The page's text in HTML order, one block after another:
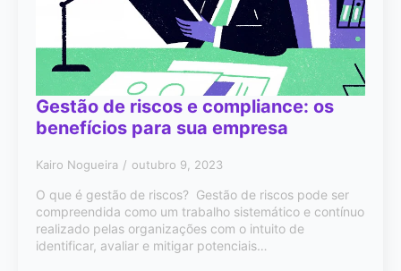
Gestão de riscos e compliance: os
benefícios para sua empresa
Kairo Nogueira outubro 9, 2023
O que é gestão de riscos? Gestão de riscos pode ser
compreendida como um trabalho sistemático e contínuo
realizado pelas organizações com o intuito de
identificar, avaliar e mitigar potenciais…